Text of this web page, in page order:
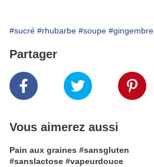
#sucré #rhubarbe #soupe #gingembre
Partager
Vous aimerez aussi
Pain aux graines #sansgluten
#sanslactose #vapeurdouce